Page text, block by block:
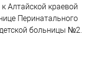
Алтайской краевой
Перинатального
больницы №2.